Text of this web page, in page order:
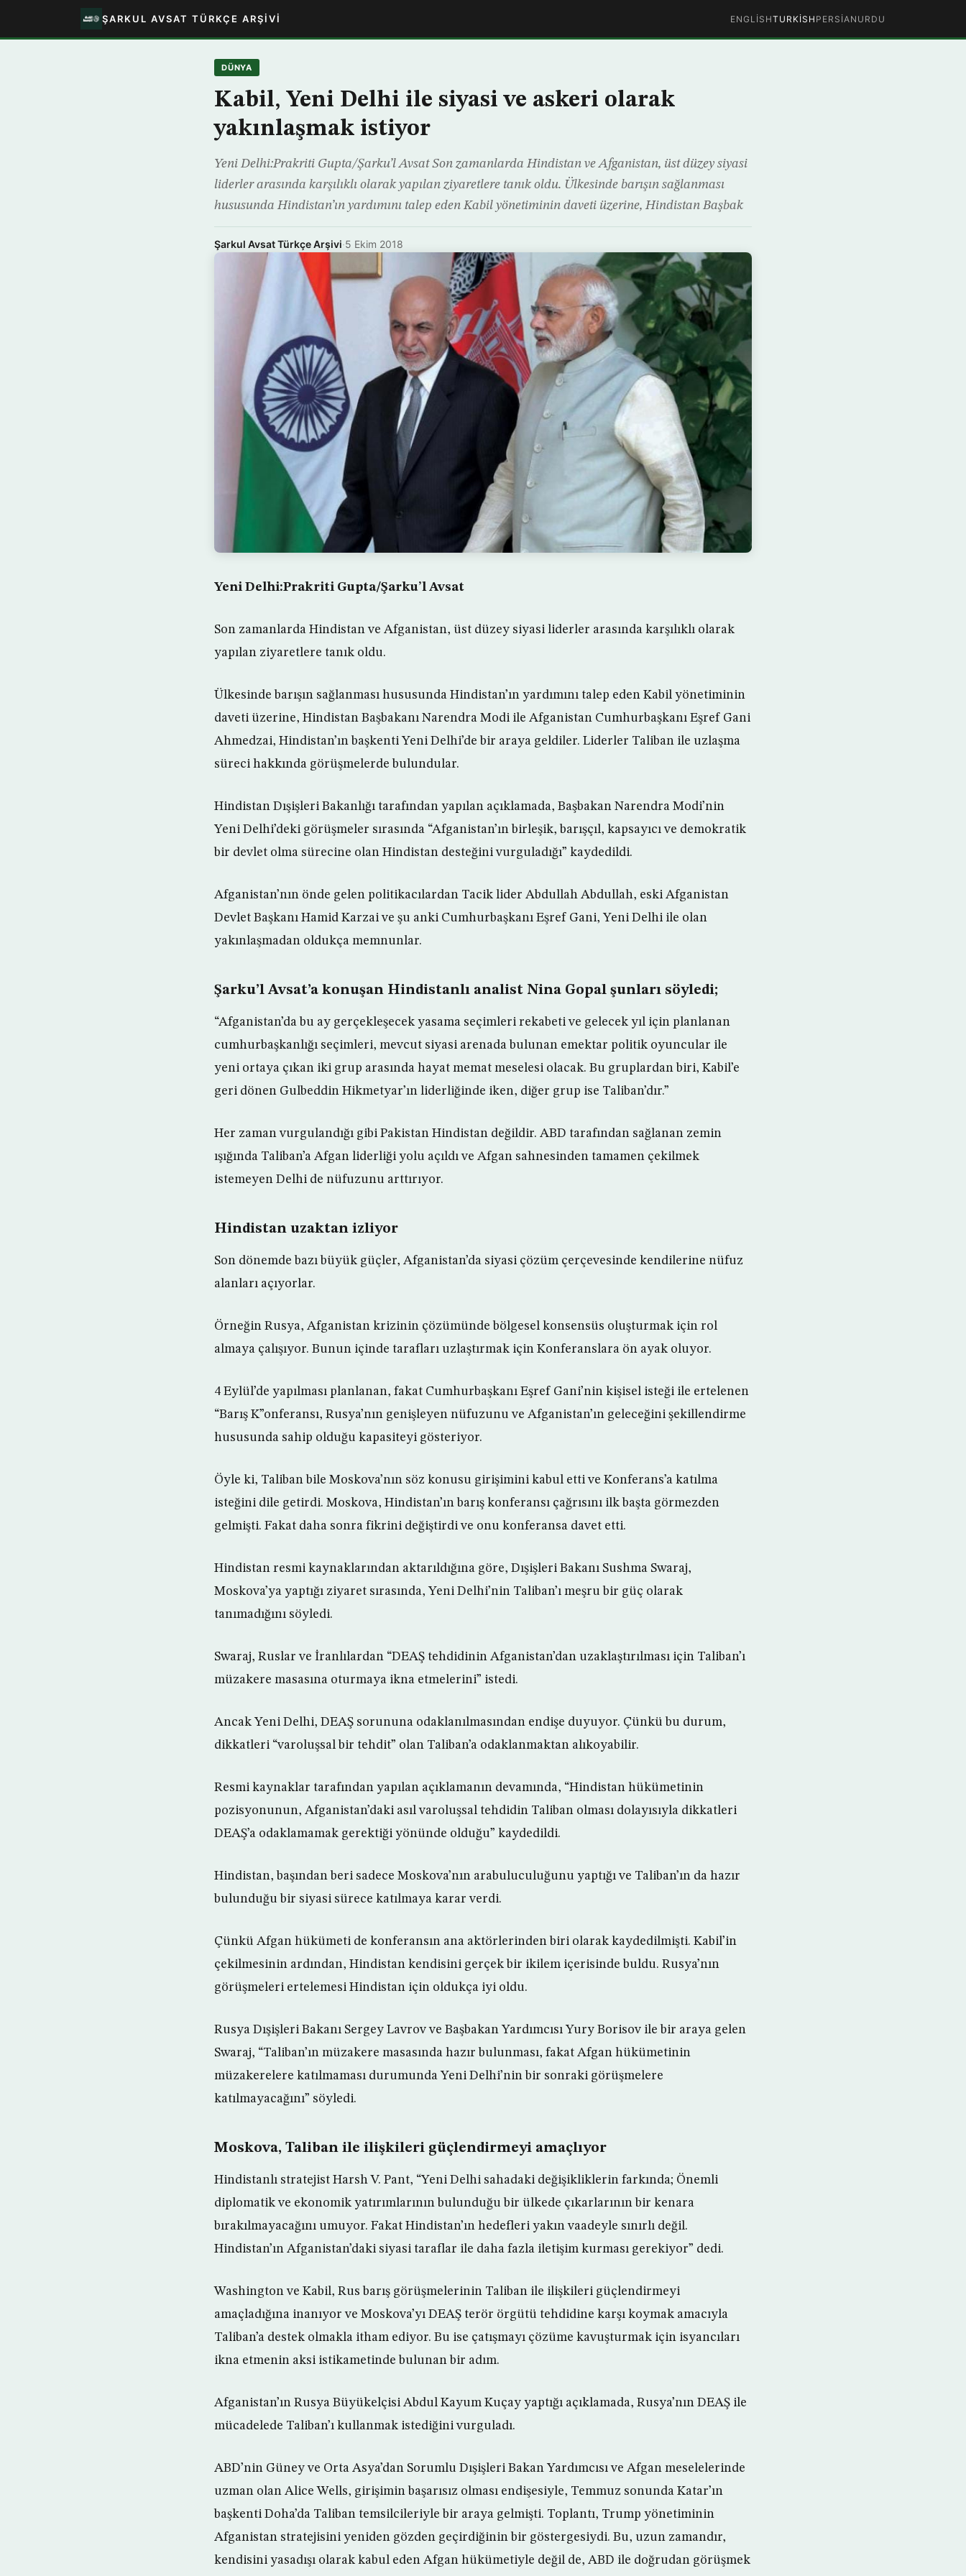
ŞARKUL AVSAT TÜRKÇE ARŞIVI ENGLISHTURKISH PERSIAN URDU
DÜNYA
Kabil, Yeni Delhi ile siyasi ve askeri olarak
yakınlaşmak istiyor
Yeni Delhi:Prakriti Gupta/Şarku’l Avsat Son zamanlarda Hindistan ve Afganistan, üst düzey siyasi
liderler arasında karşılıklı olarak yapılan ziyaretlere tanık oldu. Ülkesinde barışın sağlanması
hususunda Hindistan’ın yardımını talep eden Kabil yönetiminin daveti üzerine, Hindistan Başbak
Şarkul Avsat Türkçe Arşivi·5 Ekim 2018
Yeni Delhi:Prakriti Gupta/Şarku’l Avsat
Son zamanlarda Hindistan ve Afganistan, üst düzey siyasi liderler arasında karşılıklı olarak
yapılan ziyaretlere tanık oldu.
Ülkesinde barışın sağlanması hususunda Hindistan’ın yardımını talep eden Kabil yönetiminin
daveti üzerine, Hindistan Başbakanı Narendra Modi ile Afganistan Cumhurbaşkanı Eşref Gani
Ahmedzai, Hindistan’ın başkenti Yeni Delhi’de bir araya geldiler. Liderler Taliban ile uzlaşma
süreci hakkında görüşmelerde bulundular.
Hindistan Dışişleri Bakanlığı tarafından yapılan açıklamada, Başbakan Narendra Modi’nin
Yeni Delhi’deki görüşmeler sırasında “Afganistan’ın birleşik, barışçıl, kapsayıcı ve demokratik
bir devlet olma sürecine olan Hindistan desteğini vurguladığı” kaydedildi.
Afganistan’nın önde gelen politikacılardan Tacik lider Abdullah Abdullah, eski Afganistan
Devlet Başkanı Hamid Karzai ve şu anki Cumhurbaşkanı Eşref Gani, Yeni Delhi ile olan
yakınlaşmadan oldukça memnunlar.
Şarku’l Avsat’a konuşan Hindistanlı analist Nina Gopal şunları söyledi;
“Afganistan’da bu ay gerçekleşecek yasama seçimleri rekabeti ve gelecek yıl için planlanan
cumhurbaşkanlığı seçimleri, mevcut siyasi arenada bulunan emektar politik oyuncular ile
yeni ortaya çıkan iki grup arasında hayat memat meselesi olacak. Bu gruplardan biri, Kabil’e
geri dönen Gulbeddin Hikmetyar’ın liderliğinde iken, diğer grup ise Taliban’dır.”
Her zaman vurgulandığı gibi Pakistan Hindistan değildir. ABD tarafından sağlanan zemin
ışığında Taliban’a Afgan liderliği yolu açıldı ve Afgan sahnesinden tamamen çekilmek
istemeyen Delhi de nüfuzunu arttırıyor.
Hindistan uzaktan izliyor
Son dönemde bazı büyük güçler, Afganistan’da siyasi çözüm çerçevesinde kendilerine nüfuz
alanları açıyorlar.
Örneğin Rusya, Afganistan krizinin çözümünde bölgesel konsensüs oluşturmak için rol
almaya çalışıyor. Bunun içinde tarafları uzlaştırmak için Konferanslara ön ayak oluyor.
4 Eylül’de yapılması planlanan, fakat Cumhurbaşkanı Eşref Gani’nin kişisel isteği ile ertelenen
“Barış K”onferansı, Rusya’nın genişleyen nüfuzunu ve Afganistan’ın geleceğini şekillendirme
hususunda sahip olduğu kapasiteyi gösteriyor.
Öyle ki, Taliban bile Moskova’nın söz konusu girişimini kabul etti ve Konferans’a katılma
isteğini dile getirdi. Moskova, Hindistan’ın barış konferansı çağrısını ilk başta görmezden
gelmişti. Fakat daha sonra fikrini değiştirdi ve onu konferansa davet etti.
Hindistan resmi kaynaklarından aktarıldığına göre, Dışişleri Bakanı Sushma Swaraj,
Moskova’ya yaptığı ziyaret sırasında, Yeni Delhi’nin Taliban’ı meşru bir güç olarak
tanımadığını söyledi.
Swaraj, Ruslar ve İranlılardan “DEAŞ tehdidinin Afganistan’dan uzaklaştırılması için Taliban’ı
müzakere masasına oturmaya ikna etmelerini” istedi.
Ancak Yeni Delhi, DEAŞ sorununa odaklanılmasından endişe duyuyor. Çünkü bu durum,
dikkatleri “varoluşsal bir tehdit” olan Taliban’a odaklanmaktan alıkoyabilir.
Resmi kaynaklar tarafından yapılan açıklamanın devamında, “Hindistan hükümetinin
pozisyonunun, Afganistan’daki asıl varoluşsal tehdidin Taliban olması dolayısıyla dikkatleri
DEAŞ’a odaklamamak gerektiği yönünde olduğu” kaydedildi.
Hindistan, başından beri sadece Moskova’nın arabuluculuğunu yaptığı ve Taliban’ın da hazır
bulunduğu bir siyasi sürece katılmaya karar verdi.
Çünkü Afgan hükümeti de konferansın ana aktörlerinden biri olarak kaydedilmişti. Kabil’in
çekilmesinin ardından, Hindistan kendisini gerçek bir ikilem içerisinde buldu. Rusya’nın
görüşmeleri ertelemesi Hindistan için oldukça iyi oldu.
Rusya Dışişleri Bakanı Sergey Lavrov ve Başbakan Yardımcısı Yury Borisov ile bir araya gelen
Swaraj, “Taliban’ın müzakere masasında hazır bulunması, fakat Afgan hükümetinin
müzakerelere katılmaması durumunda Yeni Delhi’nin bir sonraki görüşmelere
katılmayacağını” söyledi.
Moskova, Taliban ile ilişkileri güçlendirmeyi amaçlıyor
Hindistanlı stratejist Harsh V. Pant, “Yeni Delhi sahadaki değişikliklerin farkında; Önemli
diplomatik ve ekonomik yatırımlarının bulunduğu bir ülkede çıkarlarının bir kenara
bırakılmayacağını umuyor. Fakat Hindistan’ın hedefleri yakın vaadeyle sınırlı değil.
Hindistan’ın Afganistan’daki siyasi taraflar ile daha fazla iletişim kurması gerekiyor” dedi.
Washington ve Kabil, Rus barış görüşmelerinin Taliban ile ilişkileri güçlendirmeyi
amaçladığına inanıyor ve Moskova’yı DEAŞ terör örgütü tehdidine karşı koymak amacıyla
Taliban’a destek olmakla itham ediyor. Bu ise çatışmayı çözüme kavuşturmak için isyancıları
ikna etmenin aksi istikametinde bulunan bir adım.
Afganistan’ın Rusya Büyükelçisi Abdul Kayum Kuçay yaptığı açıklamada, Rusya’nın DEAŞ ile
mücadelede Taliban’ı kullanmak istediğini vurguladı.
ABD’nin Güney ve Orta Asya’dan Sorumlu Dışişleri Bakan Yardımcısı ve Afgan meselelerinde
uzman olan Alice Wells, girişimin başarısız olması endişesiyle, Temmuz sonunda Katar’ın
başkenti Doha’da Taliban temsilcileriyle bir araya gelmişti. Toplantı, Trump yönetiminin
Afganistan stratejisini yeniden gözden geçirdiğinin bir göstergesiydi. Bu, uzun zamandır,
kendisini yasadışı olarak kabul eden Afgan hükümetiyle değil de, ABD ile doğrudan görüşmek